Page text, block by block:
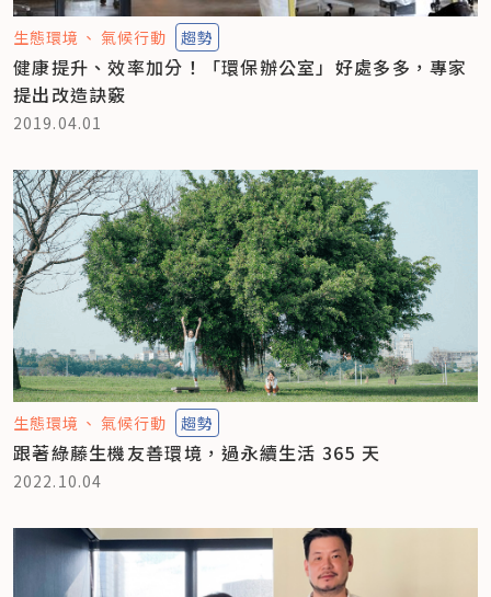
生態環境 氣候行動 趨勢
健康提升、效率加分！「環保辦公室」好處多多，專家
提出改造訣竅
2019.04.01
生態環境 氣候行動 趨勢
跟著綠藤生機友善環境，過永續生活 365 天
2022.10.04